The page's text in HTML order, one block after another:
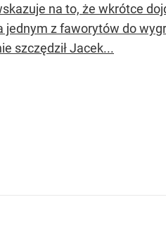
na to, że wkrótce
jednym z faworytów do
szczędził Jacek...